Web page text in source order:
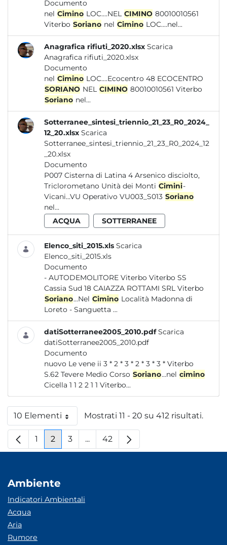
Documento
nel Cimino LOC....NEL CIMINO 80010010561
Viterbo Soriano nel Cimino LOC....nel...
Anagrafica rifiuti_2020.xlsx Scarica
Anagrafica rifiuti_2020.xlsx
Documento
nel Cimino
LOC....Ecocentro 48 ECOCENTRO
SORIANO NEL CIMINO 80010010561 Viterbo
Soriano nel...
Sotterranee_sintesi_triennio_21_23_R0_2024_
12_20.xlsx Scarica
Sotterranee_sintesi_triennio_21_23_R0_2024_12
_20.xlsx
Documento
P007 Cisterna di Latina 4 Arsenico disciolto,
Triclorometano Unità dei Monti Cimini-
Vicani...VU Operativo VU003_S013 Soriano
nel...
ACQUA
SOTTERRANEE
Elenco_siti_2015.xls Scarica
Elenco_siti_2015.xls
Documento
- AUTODEMOLITORE Viterbo Viterbo SS
Cassia Sud 18 CAIAZZA ROTTAMI SRL Viterbo
Soriano...Nel Cimino Località Madonna di
Loreto - Sanguetta ...
datiSotterranee2005_2010.pdf Scarica
datiSotterranee2005_2010.pdf
Documento
nuovo Le vene ii 3 * 2 * 3 * 2 * 3 * 3 * Viterbo
S.62 Tevere Medio Corso Soriano...nel cimino
Cicella 1 1 2 2 1 1 Viterbo...
10 ElementiPer paginaMostrati 11 - 20 su 412 risultati.
Pagina
1 Pagina
2 Pagina
3 ...Pagine intermedie
Pagina
42
Ambiente
Indicatori Ambientali
Acqua
Aria
Rumore